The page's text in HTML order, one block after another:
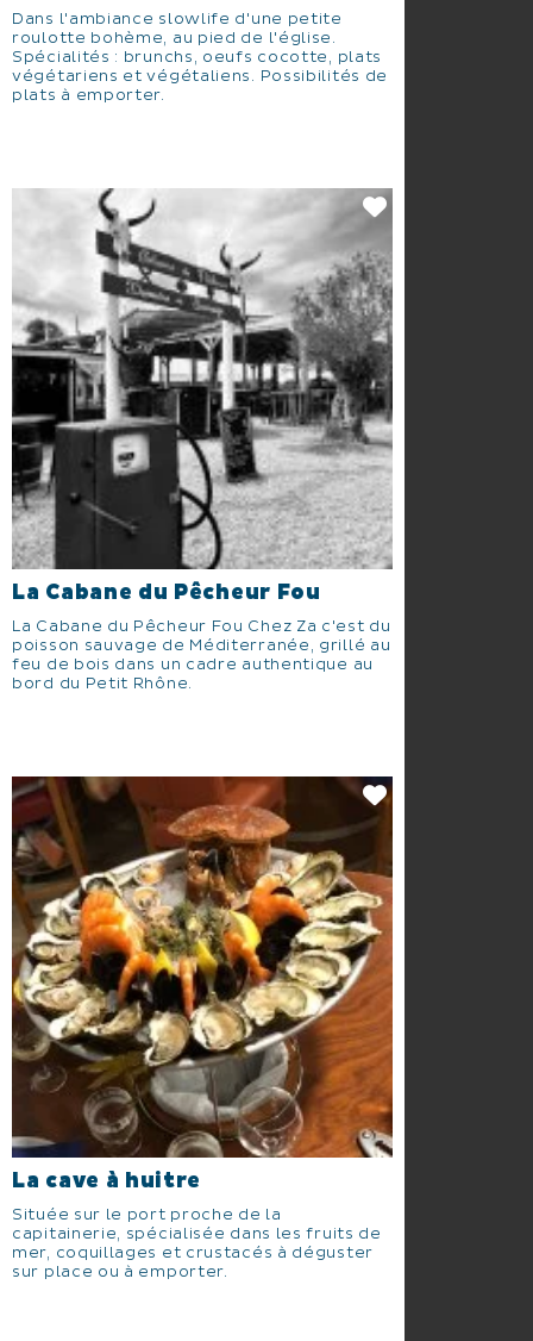
Dans l'ambiance slowlife d'une petite
roulotte bohème, au pied de l'église.
Spécialités : brunchs, oeufs cocotte, plats
végétariens et végétaliens. Possibilités de
plats à emporter.
La Cabane du Pêcheur Fou
La Cabane du Pêcheur Fou Chez Za c'est du
poisson sauvage de Méditerranée, grillé au
feu de bois dans un cadre authentique au
bord du Petit Rhône.
La cave à huitre
Située sur le port proche de la
capitainerie, spécialisée dans les fruits de
mer, coquillages et crustacés à déguster
sur place ou à emporter.